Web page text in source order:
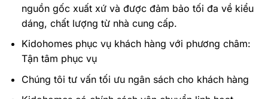
nguồn gốc xuất xứ và được đảm bảo tối đa về kiểu
dáng, chất lượng từ nhà cung cấp.
Kidohomes phục vụ khách hàng với phương châm:
Tận tâm phục vụ
Chúng tôi tư vấn tối ưu ngân sách cho khách hàng